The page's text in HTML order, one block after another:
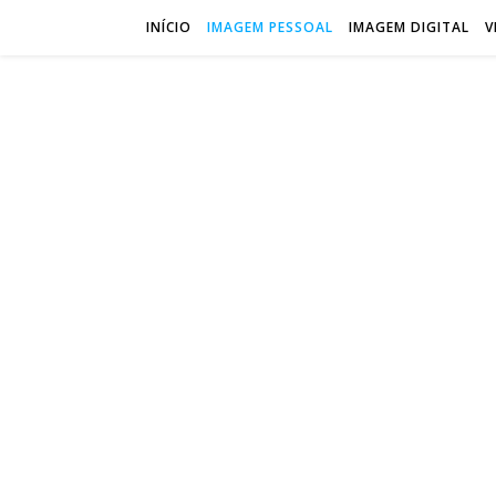
INÍCIO IMAGEM PESSOAL IMAGEM DIGITAL